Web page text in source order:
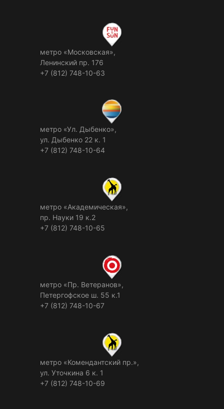
метро «Московская»,
Ленинский пр. 176
+7 (812) 748-10-63
метро «Ул. Дыбенко»,
ул. Дыбенко 22 к. 1
+7 (812) 748-10-64
метро «Академическая»,
пр. Науки 19 к.2
+7 (812) 748-10-65
метро «Пр. Ветеранов»,
Петергофское ш. 55 к.1
+7 (812) 748-10-67
метро «Комендантский пр.»,
ул. Уточкина 6 к. 1
+7 (812) 748-10-69